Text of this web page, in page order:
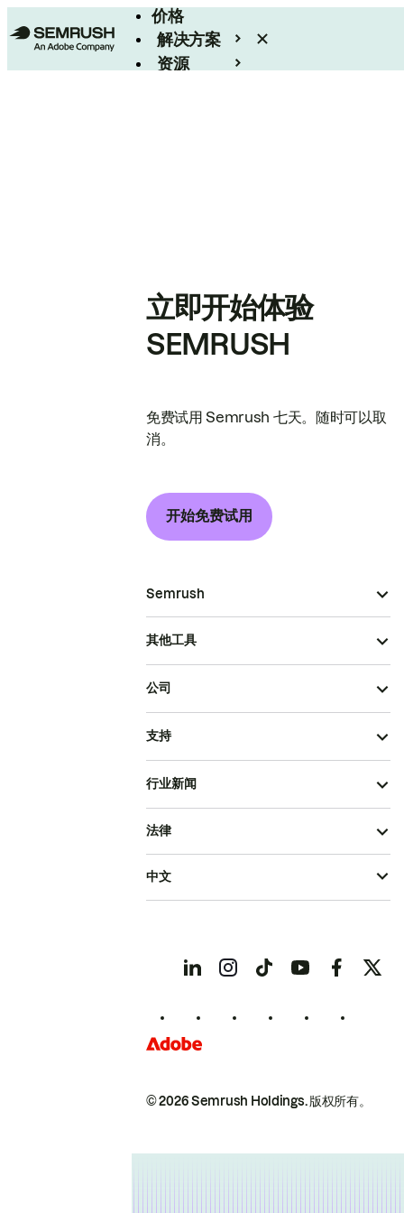
价格
解决方案
资源
立即开始体验
SEMRUSH
免费试用 Semrush 七天。随时可以取
消。
开始免费试用
Semrush
其他工具
公司
支持
行业新闻
© 2026 Semrush Holdings.版权所有。
法律
中文